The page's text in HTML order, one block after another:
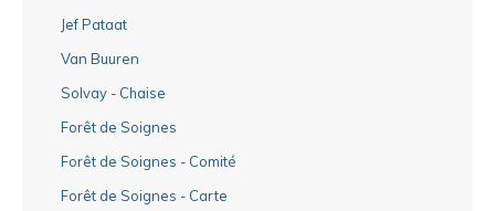
Jef Pataat
Van Buuren
Solvay - Chaise
Forêt de Soignes
Forêt de Soignes - Comité
Forêt de Soignes - Carte